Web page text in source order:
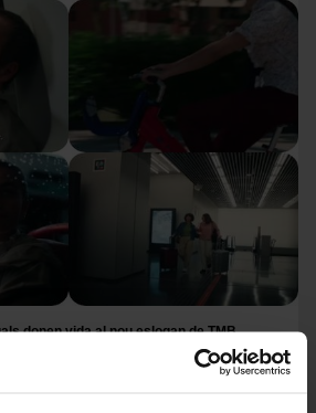
donen vida al nou eslogan de TMB